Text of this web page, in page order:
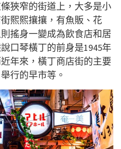
狹窄的街道上，大多是小
熙熙攘攘，有魚販、花
搖身一變成為飲食店和居
口琴橫丁的前身是1945年
年來，橫丁商店街的主要
行的早市等。